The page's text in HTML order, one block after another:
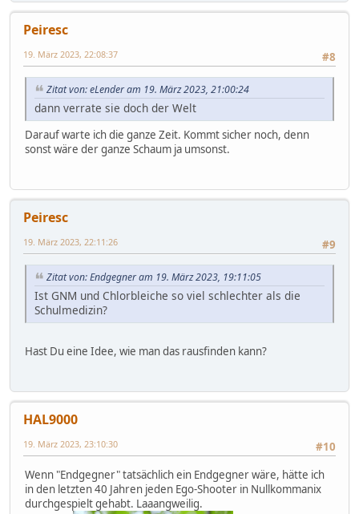
Peiresc
#8
19. März 2023, 22:08:37
Zitat von: eLender am 19. März 2023, 21:00:24
dann verrate sie doch der Welt
Darauf warte ich die ganze Zeit. Kommt sicher noch, denn
sonst wäre der ganze Schaum ja umsonst.
Peiresc
#9
19. März 2023, 22:11:26
Zitat von: Endgegner am 19. März 2023, 19:11:05
Ist GNM und Chlorbleiche so viel schlechter als die
Schulmedizin?
Hast Du eine Idee, wie man das rausfinden kann?
HAL9000
#10
19. März 2023, 23:10:30
Wenn "Endgegner" tatsächlich ein Endgegner wäre, hätte ich
in den letzten 40 Jahren jeden Ego-Shooter in Nullkommanix
durchgespielt gehabt. Laaangweilig.